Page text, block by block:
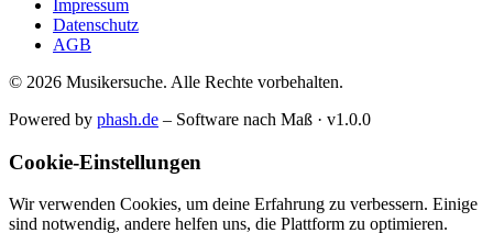
Impressum
Datenschutz
AGB
© 2026 Musikersuche. Alle Rechte vorbehalten.
Powered by phash.de – Software nach Maß · v1.0.0
Cookie-Einstellungen
Wir verwenden Cookies, um deine Erfahrung zu verbessern. Einige
sind notwendig, andere helfen uns, die Plattform zu optimieren.